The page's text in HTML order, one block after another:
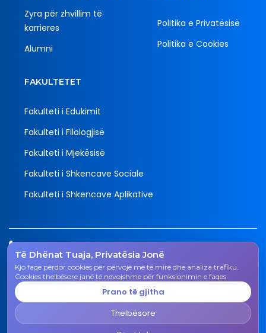
Të Dhënat Tuaja, Privatësia Jonë
Kjo faqe përdor cookies për përvojë më të mirë dhe analiza trafiku.
Cookies thelbësore janë të nevojshme për funksionimin e faqes.
Prano të gjitha
Thelbësore
Zyra për zhvillim të
karrieres
Alumni
Politika e Privatësisë
Politika e Cookies
FAKULTETET
Fakulteti i Edukimit
Fakulteti i Filologjisë
Fakulteti i Mjekësisë
Fakulteti i Shkencave Sociale
Fakulteti i Shkencave Aplikative
038 200 20 831
Email
rektorati@uni-gjk.org
Rektorati - Rr. "Ismail Qemali", n.n., 50 000 Gjakovë,
Republika e Kosovës